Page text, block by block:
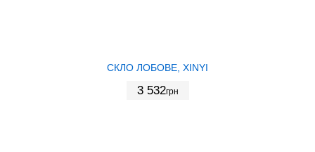
СКЛО ЛОБОВЕ, XINYI
3 532грн